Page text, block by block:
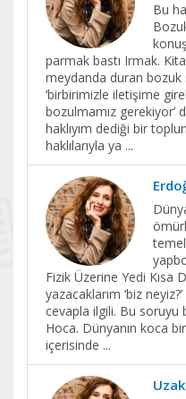
Bu
parmak bastı Irmak.
meydanda duran
‘birbirimizle iletişime
bozulmamız gerekiyor’
haklıyım dediği bir
haklılarıyla ya ...
Fizik Üzerine Yedi
yazacaklarım ‘biz
cevapla ilgili. Bu soruyu
Hoca. Dünyanın koca
içerisinde ...